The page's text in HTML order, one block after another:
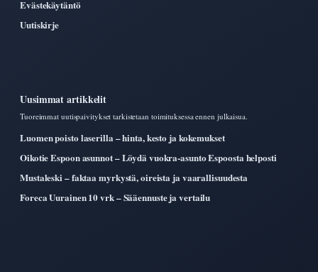
Evästekäytäntö
Uutiskirje
Uusimmat artikkelit
Tuoreimmat uutispaivitykset tarkistetaan toimituksessa ennen julkaisua.
Luomen poisto laserilla – hinta, kesto ja kokemukset
Oikotie Espoon asunnot – Löydä vuokra-asunto Espoosta helposti
Mustaleski – faktaa myrkystä, oireista ja vaarallisuudesta
Foreca Uurainen 10 vrk – Sääennuste ja vertailu